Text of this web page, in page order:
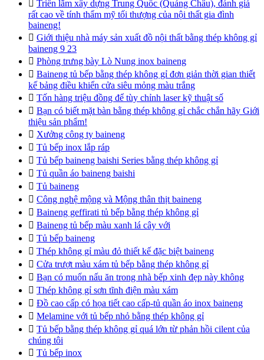
Triển lãm xây dựng Trung Quốc (Quảng Châu), đánh giá
rất cao về tính thẩm mỹ tối thượng của nội thất gia đình
baineng!
 Giới thiệu nhà máy sản xuất đồ nội thất bằng thép không gỉ
baineng 9 23
 Phòng trưng bày Lò Nung inox baineng
 Baineng tủ bếp bằng thép không gỉ đơn giản thời gian thiết
kế bảng điều khiển cửa siêu mỏng màu trắng
 Tốn hàng triệu đồng để tùy chỉnh laser kỹ thuật số
 Bạn có biết mặt bàn bằng thép không gỉ chắc chắn hãy Giới
thiệu sản phẩm!
 Xưởng công ty baineng
 Tủ bếp inox lắp ráp
 Tủ bếp baineng baishi Series bằng thép không gỉ
 Tủ quần áo baineng baishi
 Tủ baineng
 Công nghệ mộng và Mộng thân thịt baineng
 Baineng geffirati tủ bếp bằng thép không gỉ
 Baineng tủ bếp màu xanh lá cây với
 Tủ bếp baineng
 Thép không gỉ màu đỏ thiết kế đặc biệt baineng
 Cửa trượt màu xám tủ bếp bằng thép không gỉ
 Bạn có muốn nấu ăn trong nhà bếp xinh đẹp này không
 Thép không gỉ sơn tĩnh điện màu xám
 Đồ cao cấp có họa tiết cao cấp-tủ quần áo inox baineng
 Melamine với tủ bếp nhỏ bằng thép không gỉ
 Tủ bếp bằng thép không gỉ quá lớn từ phản hồi cilent của
chúng tôi
 Tủ bếp inox